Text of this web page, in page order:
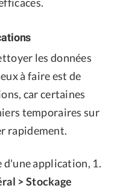
les données
à faire est de
car certaines
temporaires sur
rapidement.
d'une application, 1.
> Stockage